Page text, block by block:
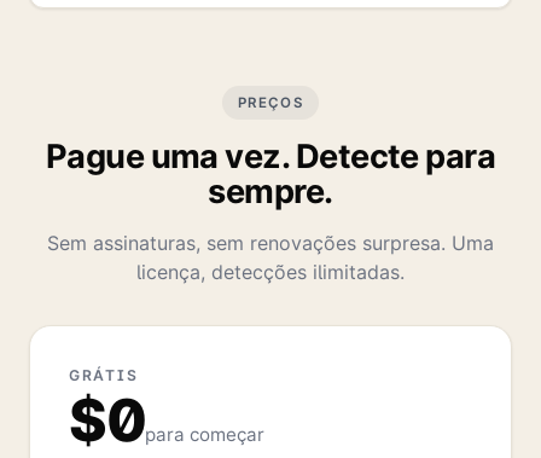
PREÇOS
Pague uma vez. Detecte para
sempre.
Sem assinaturas, sem renovações surpresa. Uma
licença, detecções ilimitadas.
GRÁTIS
$0para começar